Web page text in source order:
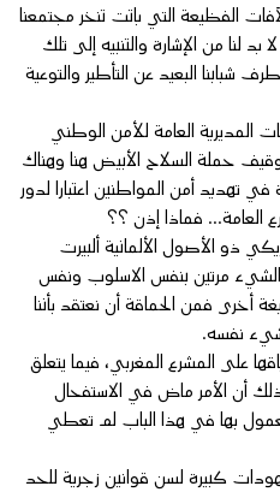
الفظيعة التي باتت تنخر مجتمعنا
لنا من الإشارة والتنبيه إلى تلك
شبابنا البعيد عن التأطير والتوعية
المديرية العامة للأمن الوطني
حملة السلاح الأبيض هنا وهناك
تهديد أمن المواطنين اعتبارا لدور
العامة… فماذا إذن ؟؟
ذو الأصول الألمانية ألبيرت
مرتين بنفس الاسلوب ونفس
أخرى فمن الحماقة أن نعتقد بأننا
نفسه.
على المشرع المغربي، فيما يتعلق
أن الأمر ماض في الاستفحال
بها في هذا الباب لم تعطي
كبيرة لسن قوانين زجرية للحد